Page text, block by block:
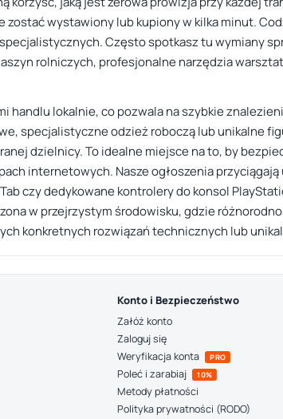
wystawiony lub kupiony w kilka minut.
Często spotkasz tu wymiany
rolniczych, profesjonalne narzędzia
handlu lokalnie, co pozwala na szybkie
specjalistyczne odzież roboczą lub unikalne
dzielnicy. To idealne miejsce na to, by
internetowych. Nasze ogłoszenia
czy dedykowane kontrolery do konsol
w przejrzystym środowisku, gdzie
konkretnych rozwiązań technicznych lub
Konto i Bezpieczeństwo
Załóż konto
Zaloguj się
Weryfikacja konta
PRO
Poleć i zarabiaj 10%
Metody płatności
Polityka prywatności (RODO)